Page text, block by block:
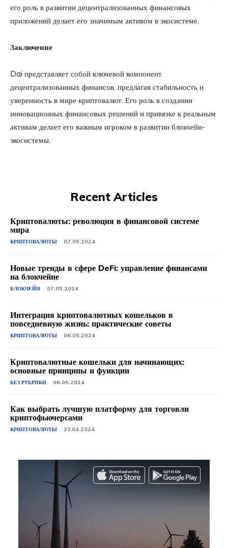
его роль в развитии децентрализованных финансовых
приложений делает его значимым активом в экосистеме.
Заключение
Dai представляет собой ключевой компонент
децентрализованных финансов, предлагая стабильность и
уверенность в мире криптовалют. Его роль в создании
инновационных финансовых решений и привязке к реальным
активам делает его важным игроком в развитии блокчейн-
экосистемы.
Recent Articles
Криптовалюты: революция в финансовой системе
мира
КРИПТОВАЛЮТЫ 07.05.2024
Новые тренды в сфере DeFi: управление финансами
на блокчейне
БЛОКЧЕЙН 07.05.2024
Интеграция криптовалютных кошельков в
повседневную жизнь: практические советы
КРИПТОВАЛЮТЫ 06.05.2024
Криптовалютные кошельки для начинающих:
основные принципы и функции
БЕЗ РУБРИКИ 06.05.2024
Как выбрать лучшую платформу для торговли
криптофьючерсами
КРИПТОВАЛЮТЫ 23.04.2024